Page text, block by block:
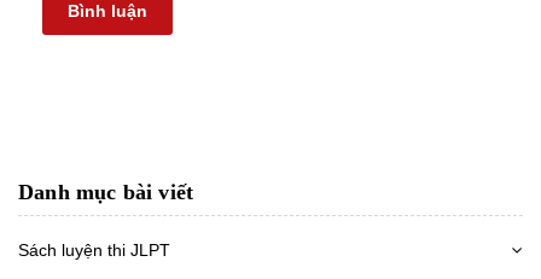
Bình luận
Danh mục bài viết
Sách luyện thi JLPT